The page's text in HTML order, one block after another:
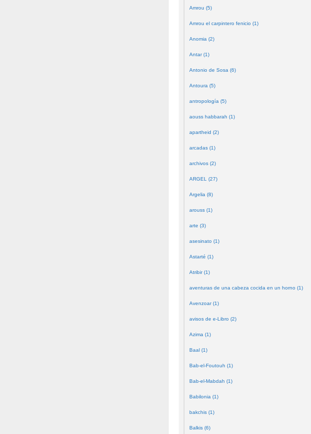
Amrou (5)
Amrou el carpintero fenicio (1)
Anomia (2)
Antar (1)
Antonio de Sosa (6)
Antoura (5)
antropología (5)
aouss habbarah (1)
apartheid (2)
arcadas (1)
archivos (2)
ARGEL (27)
Argelia (8)
arouss (1)
arte (3)
asesinato (1)
Astarté (1)
Atribir (1)
aventuras de una cabeza cocida en un horno (1)
Avenzoar (1)
avisos de e-Libro (2)
Azima (1)
Baal (1)
Bab-el-Foutouh (1)
Bab-el-Mabdah (1)
Babilonia (1)
bakchis (1)
Balkis (6)